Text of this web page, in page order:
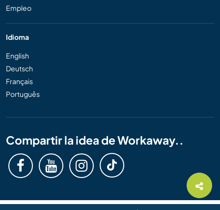
Empleo
Idioma
English
Deutsch
Français
Português
Compartir la idea de Workaway..